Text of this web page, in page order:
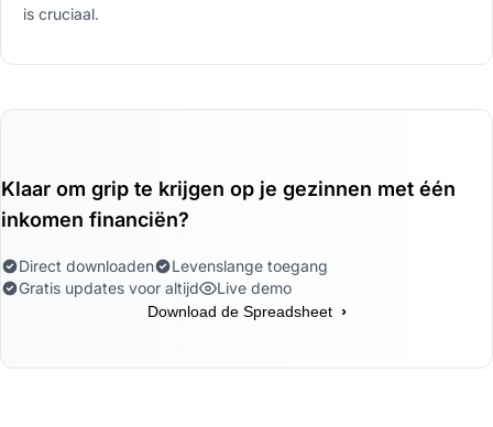
is cruciaal.
Klaar om grip te krijgen op je gezinnen met één
inkomen financiën?
Direct downloaden
Levenslange toegang
Gratis updates voor altijd
Live demo
Download de Spreadsheet ›